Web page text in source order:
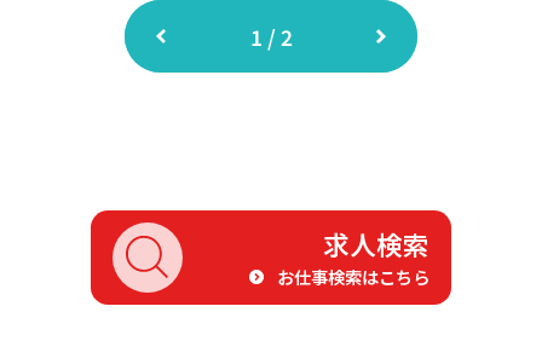
1 / 2
求人検索
お仕事検索はこちら